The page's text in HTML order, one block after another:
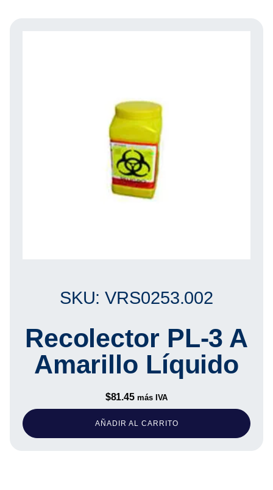
SKU: VRS0253.002
Recolector PL-3 A
Amarillo Líquido
$81.45 más IVA
AÑADIR AL CARRITO